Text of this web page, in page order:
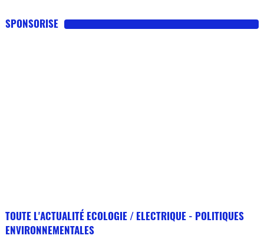
SPONSORISE
TOUTE L'ACTUALITÉ ECOLOGIE / ELECTRIQUE - POLITIQUES
ENVIRONNEMENTALES